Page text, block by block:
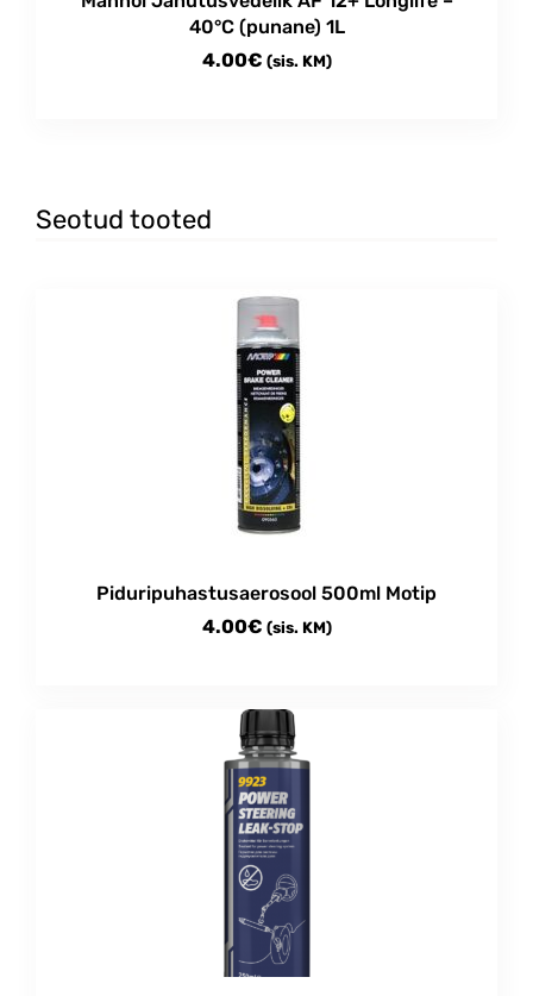
40°C (punane) 1L
4.00€ (sis. KM)
Seotud tooted
Piduripuhastusaerosool 500ml Motip
4.00€ (sis. KM)